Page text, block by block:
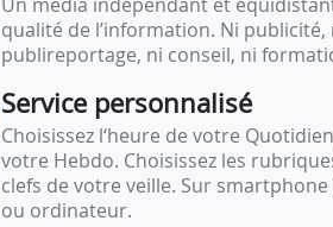
qualité de l’information. Ni publicité,
publireportage, ni conseil, ni
Service personnalisé
Choisissez l‘heure de votre
votre Hebdo. Choisissez les
clefs de votre veille. Sur
ou ordinateur.